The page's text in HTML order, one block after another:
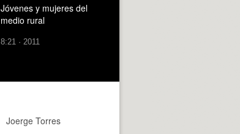
Jóvenes y mujeres del
medio rural
8:21 · 2011
Joerge Torres